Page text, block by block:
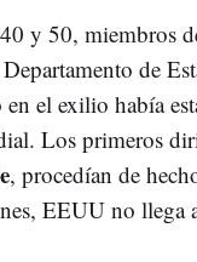
y 50, miembros
de
el exilio había
Los primeros
, procedían de
EEUU no llega